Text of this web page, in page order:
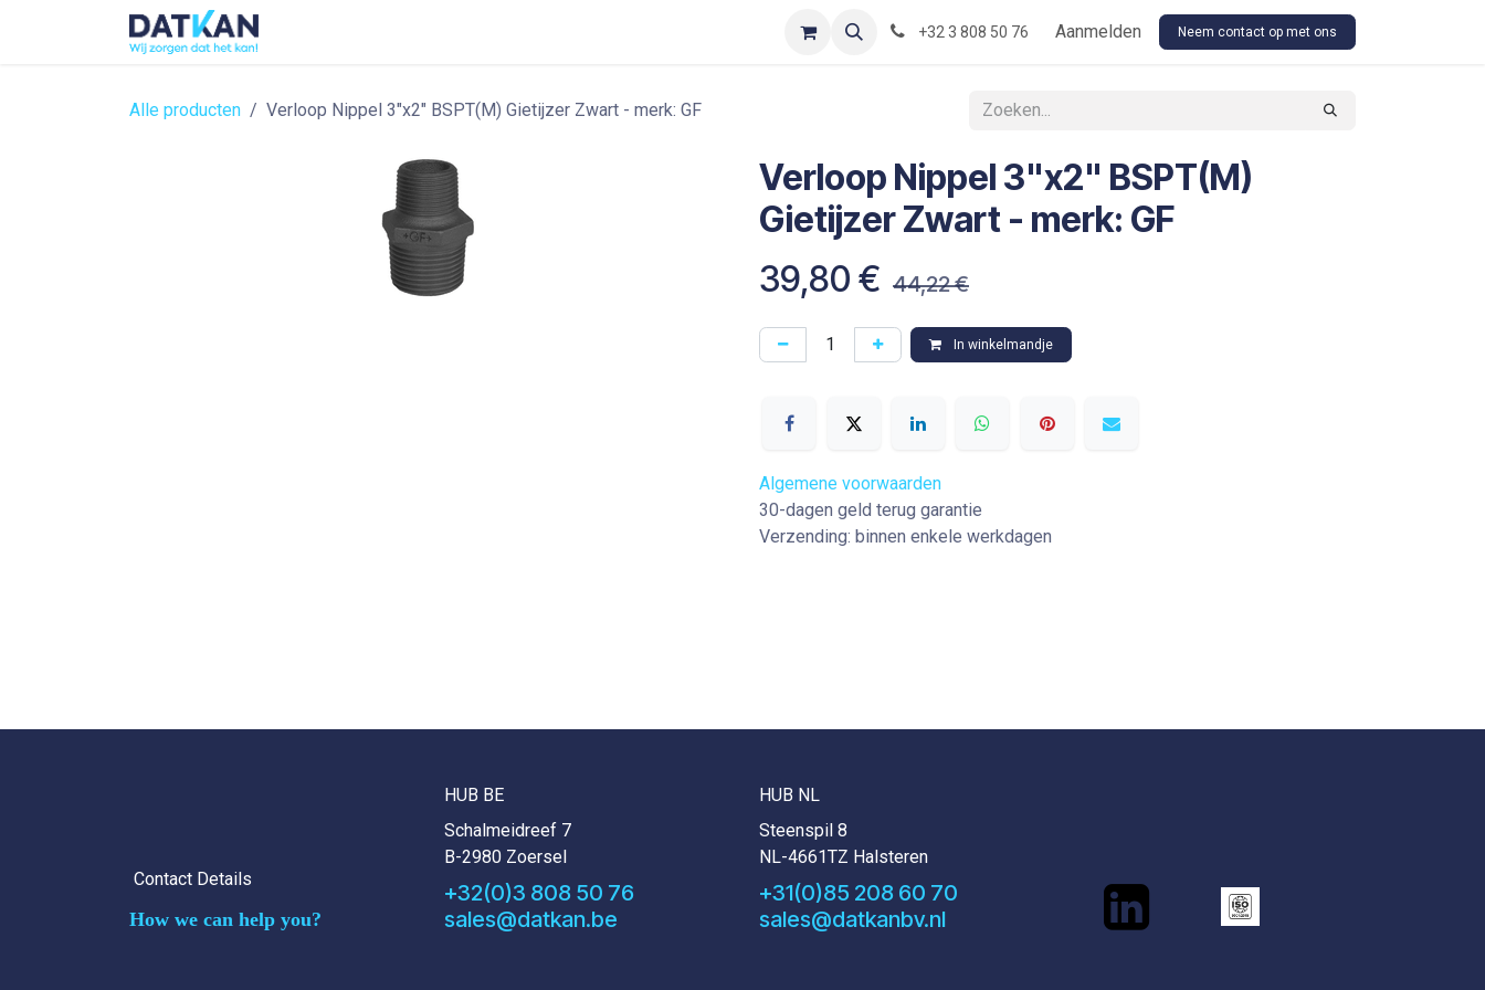
Optimization-of-piping-components Floor Stock Outsourcing Our Conditions
+32 3 808 50 76 Aanmelden Neem contact op met ons
Alle producten Verloop Nippel 3"x2" BSPT(M) Gietijzer Zwart - merk: GF
Verloop Nippel 3"x2" BSPT(M)
Gietijzer Zwart - merk: GF
39,80 € 44,22€
In winkelmandje
Algemene voorwaarden
30-dagen geld terug garantie
Verzending: binnen enkele werkdagen
Contact Details
How we can help you?
HUB BE
Schalmeidreef 7
B-2980 Zoersel
+32(0)3 808 50 76
sales@datkan.be
HUB NL
Steenspil 8
NL-4661TZ Halsteren
+31(0)85 208 60 70
sales@datkanbv.nl